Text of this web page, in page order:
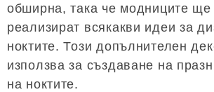
обширна, така че модниците ще
реализират всякакви идеи за
ноктите. Този допълнителен
използва за създаване на
на ноктите.